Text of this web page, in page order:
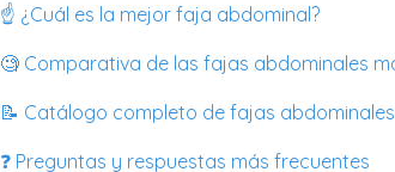
☝️ ¿Cuál es la mejor faja abdominal?
🧐 Comparativa de las fajas abdominales
📝 Catálogo completo de fajas
❓ Preguntas y respuestas más frecuentes